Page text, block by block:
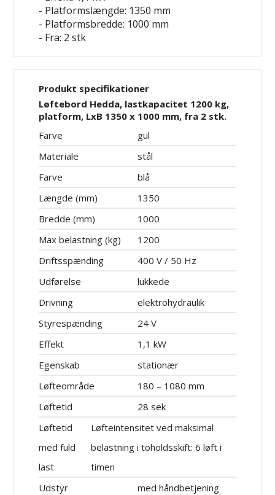
- Platformslængde: 1350 mm
- Platformsbredde: 1000 mm
- Fra: 2 stk
Produkt specifikationer
Løftebord Hedda, lastkapacitet 1200 kg,
platform, LxB 1350 x 1000 mm, fra 2 stk.
Farve
gul
Materiale
stål
Farve
blå
Længde (mm)
1350
Bredde (mm)
1000
Max belastning (kg)
1200
Driftsspænding
400 V / 50 Hz
Udførelse
lukkede
Drivning
elektrohydraulik
Styrespænding
24 V
Effekt
1,1 kW
Egenskab
stationær
Løfteområde
180 – 1080 mm
Løftetid
28 sek
Løftetid
med fuld
last
Løfteintensitet ved maksimal
belastning i toholdsskift: 6 løft i
timen
Udstyr
med håndbetjening